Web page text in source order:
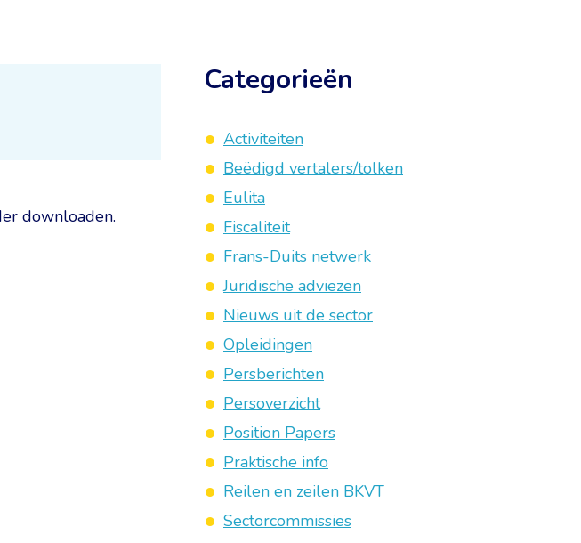
downloaden.
Categorieën
Activiteiten
Beëdigd vertalers/tolken
Eulita
Fiscaliteit
Frans-Duits netwerk
Juridische adviezen
Nieuws uit de sector
Opleidingen
Persberichten
Persoverzicht
Position Papers
Praktische info
Reilen en zeilen BKVT
Sectorcommissies